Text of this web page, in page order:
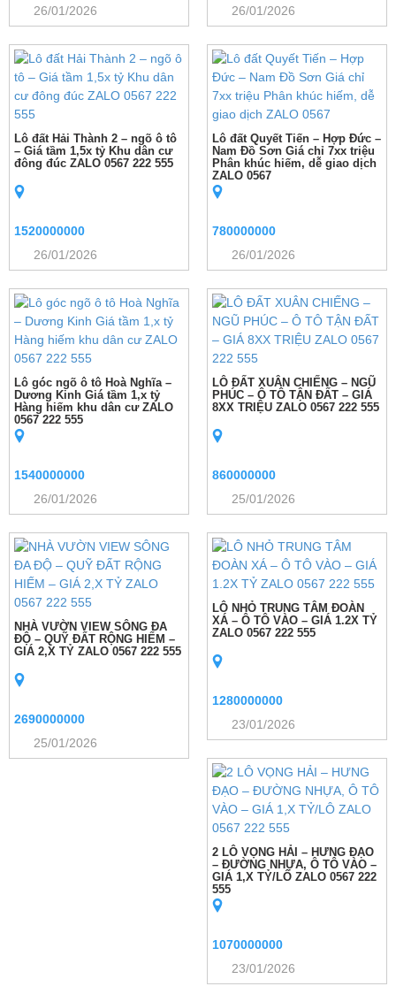
26/01/2026 26/01/2026
Lô đất Hải Thành 2 – ngõ ô tô
– Giá tầm 1,5x tỷ Khu dân cư
đông đúc ZALO 0567 222 555
1520000000
26/01/2026
Lô đất Quyết Tiến – Hợp Đức –
Nam Đồ Sơn Giá chỉ 7xx triệu
Phân khúc hiếm, dễ giao dịch
ZALO 0567
780000000
26/01/2026
Lô góc ngõ ô tô Hoà Nghĩa –
Dương Kinh Giá tầm 1,x tỷ
Hàng hiếm khu dân cư ZALO
0567 222 555
1540000000
26/01/2026
LÔ ĐẤT XUÂN CHIẾNG – NGŨ
PHÚC – Ô TÔ TẬN ĐẤT – GIÁ
8XX TRIỆU ZALO 0567 222 555
860000000
25/01/2026
NHÀ VƯỜN VIEW SÔNG ĐA
ĐỘ – QUỸ ĐẤT RỘNG HIẾM –
GIÁ 2,X TỶ ZALO 0567 222 555
2690000000
25/01/2026
LÔ NHỎ TRUNG TÂM ĐOÀN
XÁ – Ô TÔ VÀO – GIÁ 1.2X TỶ
ZALO 0567 222 555
1280000000
23/01/2026
2 LÔ VỌNG HẢI – HƯNG ĐẠO
– ĐƯỜNG NHỰA, Ô TÔ VÀO –
GIÁ 1,X TỶ/LÔ ZALO 0567 222
555
1070000000
23/01/2026